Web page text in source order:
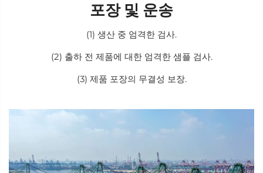
포장 및 운송
(1) 생산 중 엄격한 검사.
(2) 출하 전 제품에 대한 엄격한 샘플 검사.
(3) 제품 포장의 무결성 보장.